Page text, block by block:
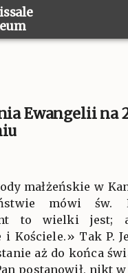
Ewangelii na
małżeńskie w
mówi św.
to wielki jest;
i Kościele.» Tak P.
aż do końca
postanowił, nikt